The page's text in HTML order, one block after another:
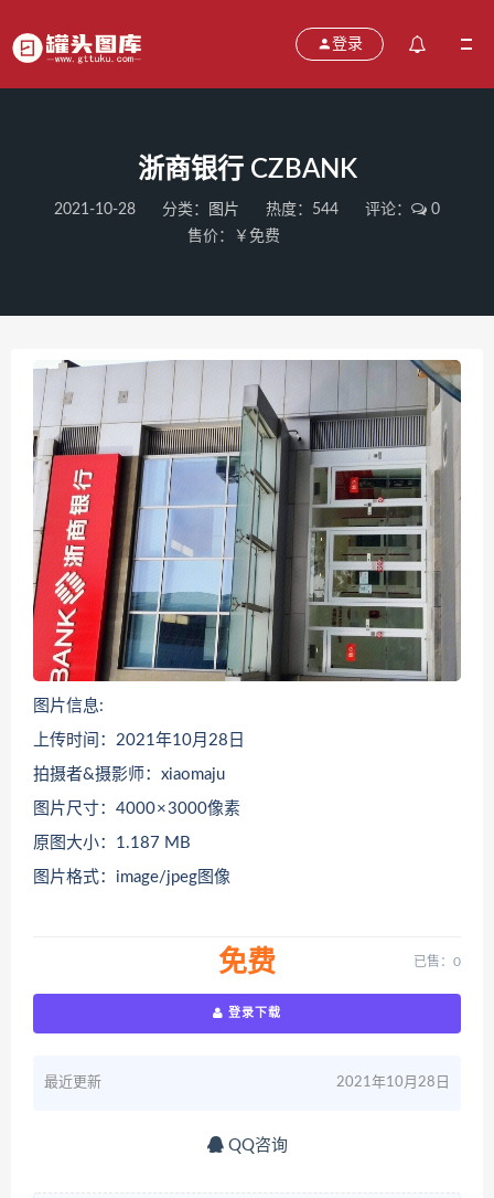
登录
浙商银行 CZBANK
2021-10-28 分类： 图片 热度：544 评论：
0
售价：￥免费
图片信息:
上传时间：2021年10月28日
拍摄者&摄影师：xiaomaju
图片尺寸：4000 × 3000像素
原图大小：1.187 MB
图片格式：image/jpeg图像
免费 已售：0
登录下载
最近更新 2021年10月28日
QQ咨询